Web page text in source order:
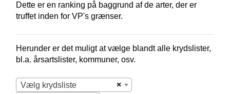
Dette er en ranking på baggrund af de arter, der er
truffet inden for VP's grænser.
Herunder er det muligt at vælge blandt alle krydslister,
bl.a. årsartslister, kommuner, osv.
×
Vælg krydsliste